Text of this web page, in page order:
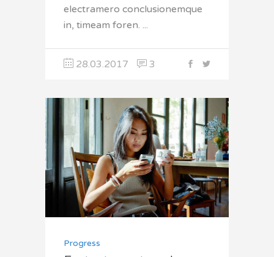
electramero conclusionemque
in, timeam foren.
28.03.2017 3
Progress